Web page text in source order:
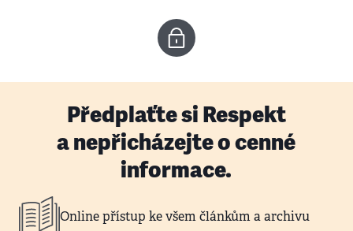
Předplaťte si Respekt
a nepřicházejte o cenné
informace.
Online přístup ke všem článkům a archivu